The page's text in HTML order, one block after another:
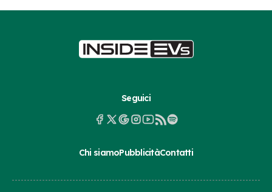
Seguici
Chi siamoPubblicitàContatti